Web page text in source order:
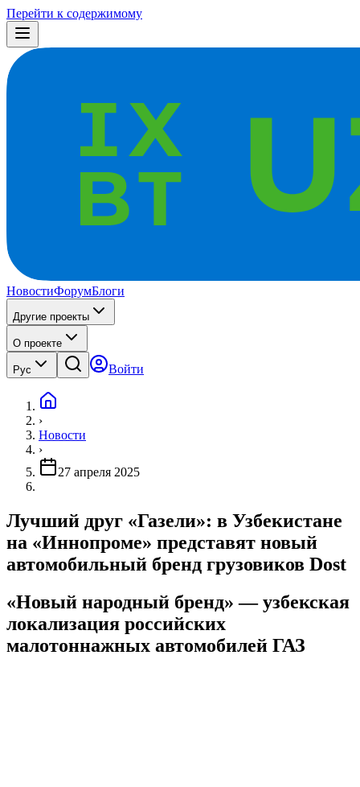
Перейти к содержимому
НовостиФорумБлоги
Другие проекты
О проекте
Рус Войти
›
Новости
›
27 апреля 2025
Лучший друг «Газели»: в Узбекистане
на «Иннопроме» представят новый
автомобильный бренд грузовиков Dost
«Новый народный бренд» — узбекская
локализация российских
малотоннажных автомобилей ГАЗ